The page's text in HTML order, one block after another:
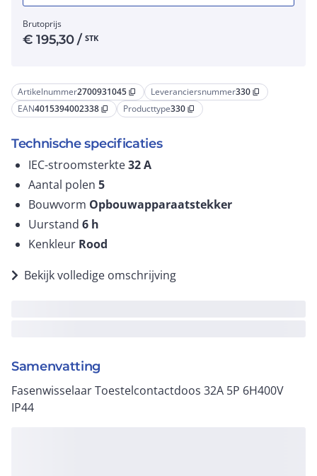
Artikelnummer2700931045 content_copy Leveranciersnummer330 content_copy
EAN4015394002338 content_copy Producttype330 content_copy
Technische specificaties
IEC-stroomsterkte32A
Aantal polen 5
Bouwvorm Opbouwapparaatstekker
Uurstand 6 h
Kenkleur Rood
Bekijk volledige omschrijving
Samenvatting
Fasenwisselaar Toestelcontactdoos 32A 5P 6H400V
IP44
Brutoprijs
€195,30/ STK